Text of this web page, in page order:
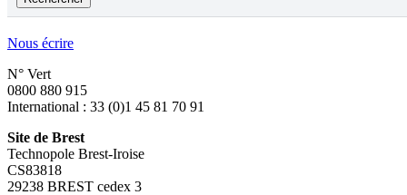
Nous écrire
N° Vert
0800 880 915
International : 33 (0)1 45 81 70 91
Site de Brest
Technopole Brest-Iroise
CS83818
29238 BREST cedex 3